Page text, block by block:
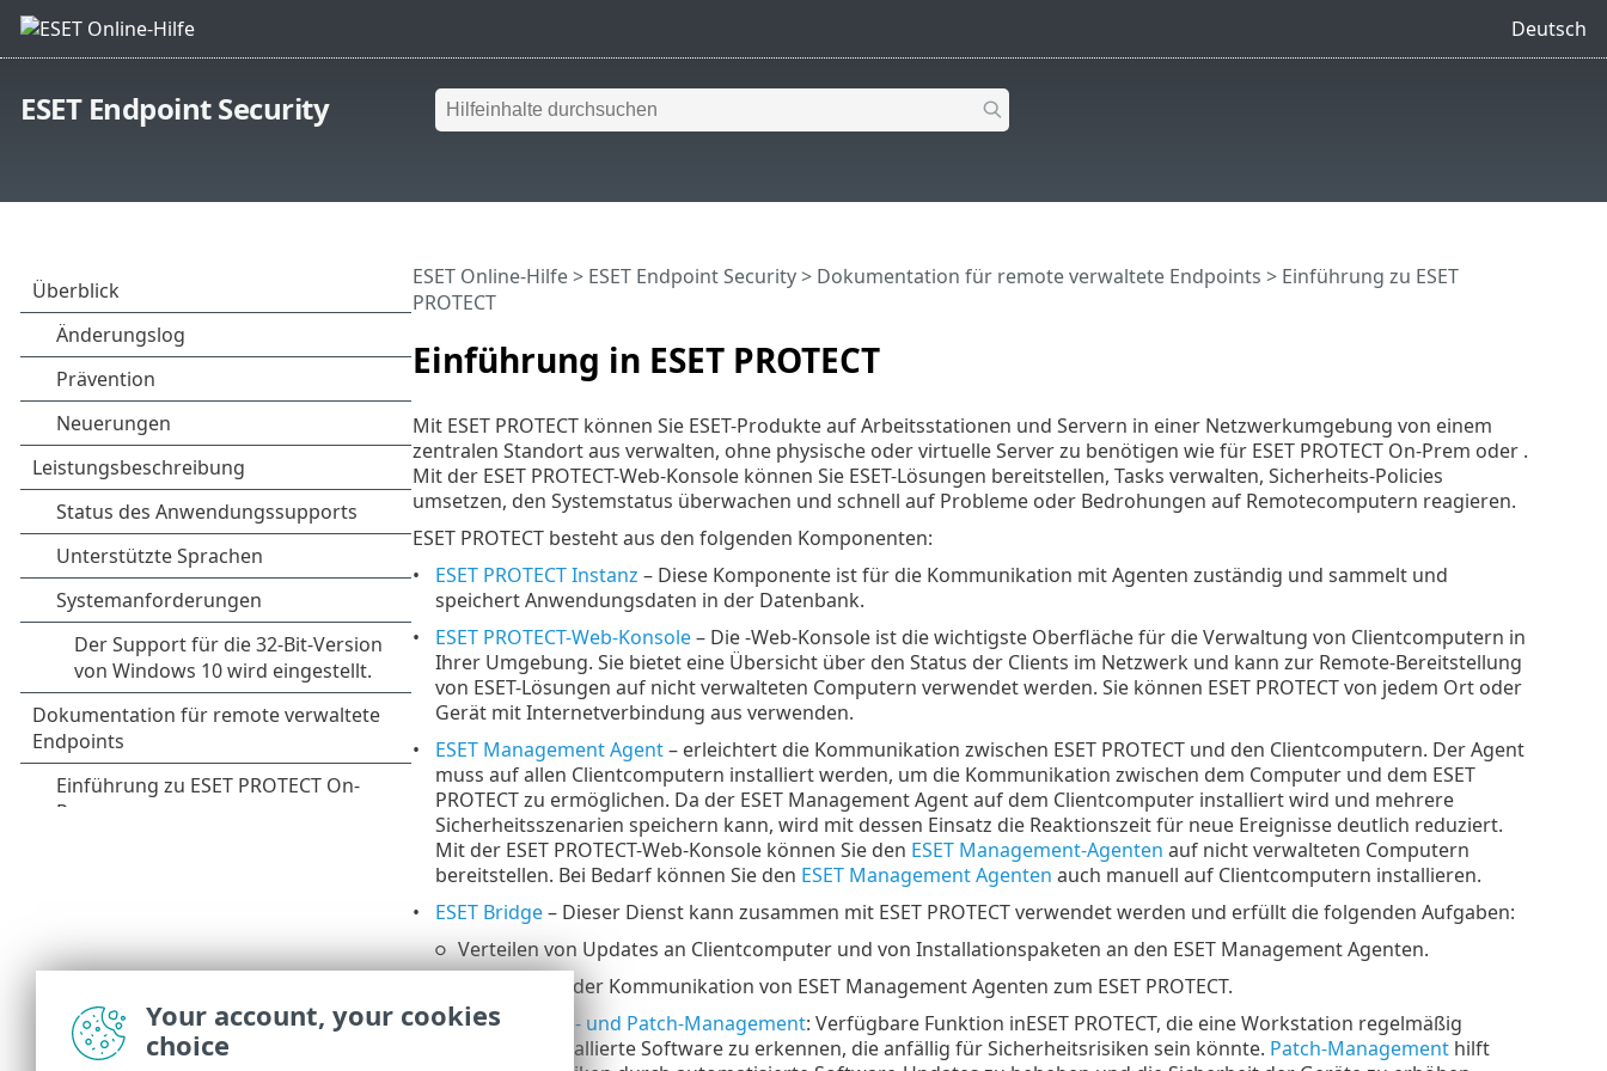
Deutsch
ESET Endpoint Security
Einführung in ESET PROTECT
ESET Online-Hilfe> ESET Endpoint Security> Dokumentation für remote verwaltete Endpoints > Einführung zu ESET
PROTECT
Mit ESET PROTECT können Sie ESET-Produkte auf Arbeitsstationen und Servern in einer Netzwerkumgebung von einem
zentralen Standort aus verwalten, ohne physische oder virtuelle Server zu benötigen wie für ESET PROTECT On-Prem oder .
Mit der ESET PROTECT-Web-Konsole können Sie ESET-Lösungen bereitstellen, Tasks verwalten, Sicherheits-Policies
umsetzen, den Systemstatus überwachen und schnell auf Probleme oder Bedrohungen auf Remotecomputern reagieren.
ESET PROTECT besteht aus den folgenden Komponenten:
ESET PROTECT Instanz – Diese Komponente ist für die Kommunikation mit Agenten zuständig und sammelt und
speichert Anwendungsdaten in der Datenbank.
ESET PROTECT-Web-Konsole– Die -Web-Konsole ist die wichtigste Oberfläche für die Verwaltung von Clientcomputern in
Ihrer Umgebung. Sie bietet eine Übersicht über den Status der Clients im Netzwerk und kann zur Remote-Bereitstellung
von ESET-Lösungen auf nicht verwalteten Computern verwendet werden. Sie können ESET PROTECT von jedem Ort oder
Gerät mit Internetverbindung aus verwenden.
ESET Management Agent– erleichtert die Kommunikation zwischen ESET PROTECT und den Clientcomputern. Der Agent
muss auf allen Clientcomputern installiert werden, um die Kommunikation zwischen dem Computer und dem ESET
PROTECT zu ermöglichen. Da der ESET Management Agent auf dem Clientcomputer installiert wird und mehrere
Sicherheitsszenarien speichern kann, wird mit dessen Einsatz die Reaktionszeit für neue Ereignisse deutlich reduziert.
Mit der ESET PROTECT-Web-Konsole können Sie den ESET Management-Agenten auf nicht verwalteten Computern
bereitstellen. Bei Bedarf können Sie den ESET Management Agenten auch manuell auf Clientcomputern installieren.
ESET Bridge– Dieser Dienst kann zusammen mit ESET PROTECT verwendet werden und erfüllt die folgenden Aufgaben:
Verteilen von Updates an Clientcomputer und von Installationspaketen an den ESET Management Agenten.
Weiterleiten der Kommunikation von ESET Management Agenten zum ESET PROTECT.
Schwachstellen- und Patch-Management: Verfügbare Funktion inESET PROTECT, die eine Workstation regelmäßig
scannt, um installierte Software zu erkennen, die anfällig für Sicherheitsrisiken sein könnte. Patch-Managementhilft
Your account, your cookies
choice